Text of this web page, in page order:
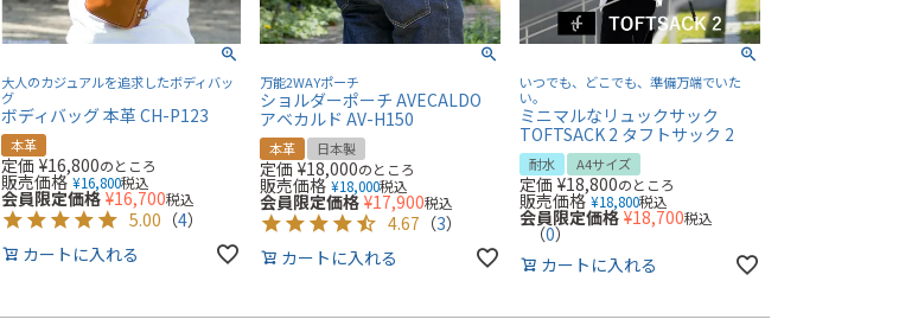
大人のカジュアルを追求したボディバッ
グ
ボディバッグ 本革 CH-P123
本革
定価 ¥16,800のところ
販売価格 ¥16,800税込
会員限定価格 ¥16,700税込
5.00 （4）
カートに入れる
万能2WAYポーチ
ショルダーポーチ AVECALDO
アベカルド AV-H150
本革 日本製
定価 ¥18,000のところ
販売価格 ¥18,000税込
会員限定価格 ¥17,900税込
4.67 （3）
カートに入れる
いつでも、どこでも、準備万端でいた
い。
ミニマルなリュックサック
TOFTSACK 2 タフトサック 2
耐水 A4サイズ
定価 ¥18,800のところ
販売価格 ¥18,800税込
会員限定価格 ¥18,700税込
（0）
カートに入れる